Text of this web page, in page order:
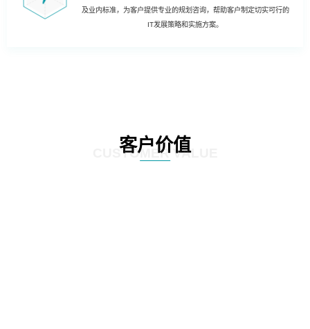
及业内标准，为客户提供专业的规划咨询，帮助客户制定切实可行的
IT发展策略和实施方案。
客户价值
CUSTOMER VALUE